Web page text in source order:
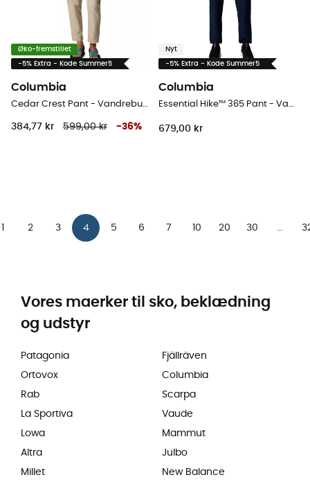
Øko-fremstillet
-5% Extra - Kode Summer5
Columbia
Cedar Crest Pant - Vandrebukser - Damer
384,77 kr 599,00 kr -36%
Nyt
-5% Extra - Kode Summer5
Columbia
Essential Hike™ 365 Pant - Vandrebukser - Herrer
679,00 kr
1 2 3 4 5 6 7 10 20 30
Vores maerker til sko, beklædning
og udstyr
Patagonia
Ortovox
Rab
La Sportiva
Lowa
Altra
Millet
Fjällräven
Columbia
Scarpa
Vaude
Mammut
Julbo
New Balance